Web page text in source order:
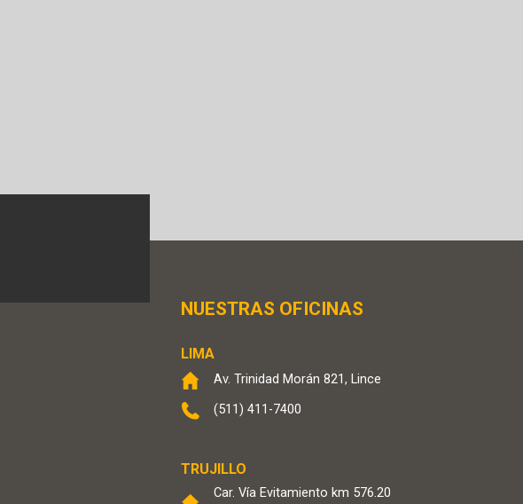
NUESTRAS OFICINAS
LIMA
Av. Trinidad Morán 821, Lince
(511) 411-7400
TRUJILLO
Car. Vía Evitamiento km 576.20